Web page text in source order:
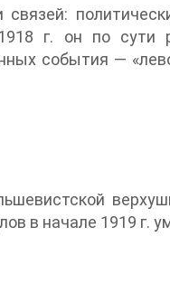
г. он по сути
события —
в начале 1919 г.